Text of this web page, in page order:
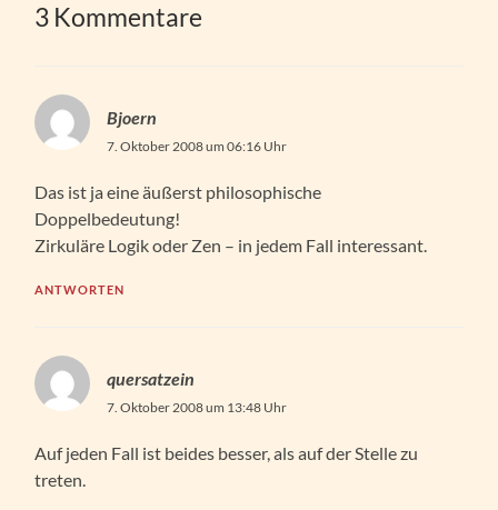
3 Kommentare
Bjoern
7. Oktober 2008 um 06:16 Uhr
Das ist ja eine äußerst philosophische
Doppelbedeutung!
Zirkuläre Logik oder Zen – in jedem Fall interessant.
ANTWORTEN
quersatzein
7. Oktober 2008 um 13:48 Uhr
Auf jeden Fall ist beides besser, als auf der Stelle zu
treten.